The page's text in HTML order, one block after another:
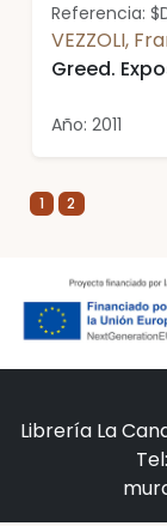
Referencia:
VEZZOLI,
Greed.
Año: 2011
1 2
Librería La